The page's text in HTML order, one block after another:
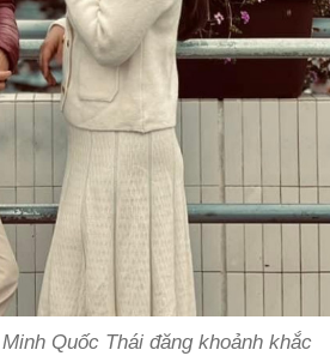
Quốc Thái đăng khoảnh khắc